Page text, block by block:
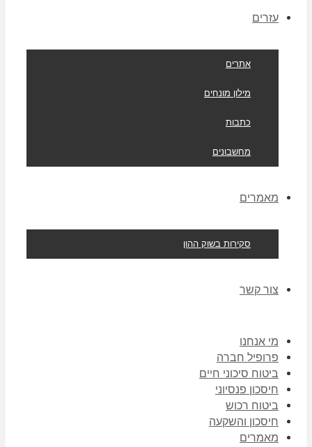
עזרים
אתרים
מילון מונחים
כתבות
מחשבונים
מאמרים
סקירות בשוק ההון
צור קשר
מי אנחנו
פרופיל חברה
ביטוח סיכוני חיים
חיסכון פנסיוני
ביטוח רכוש
חיסכון והשקעה
מאמרים